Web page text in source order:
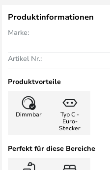
Produktinformationen
Marke:
Artikel Nr.:
Produktvorteile
Dimmbar
Typ C -
Euro-
Stecker
Perfekt für diese Bereiche